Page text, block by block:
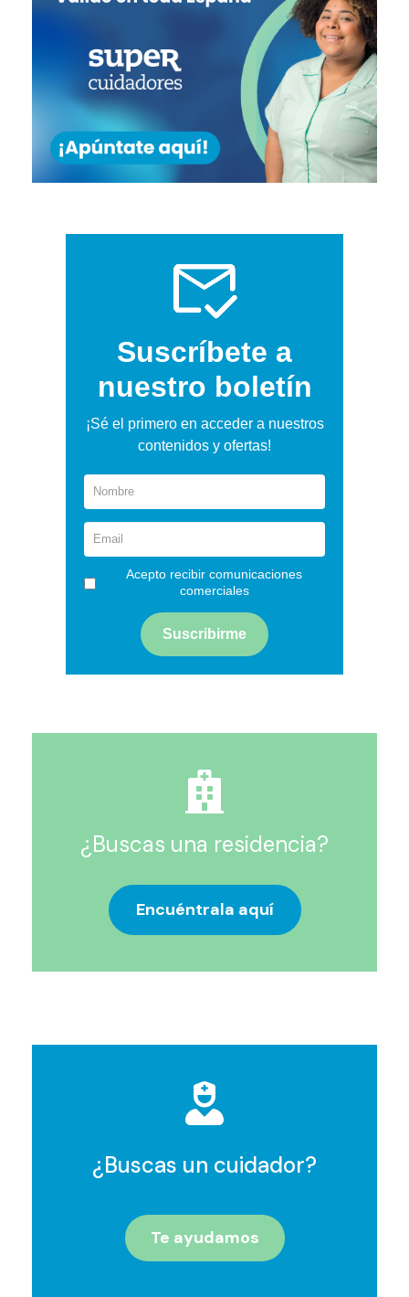
Suscríbete a
nuestro boletín
¡Sé el primero en acceder a nuestros
contenidos y ofertas!
Acepto recibir comunicaciones
comerciales
¿Buscas una residencia?
Encuéntrala aquí
¿Buscas un cuidador?
Te ayudamos